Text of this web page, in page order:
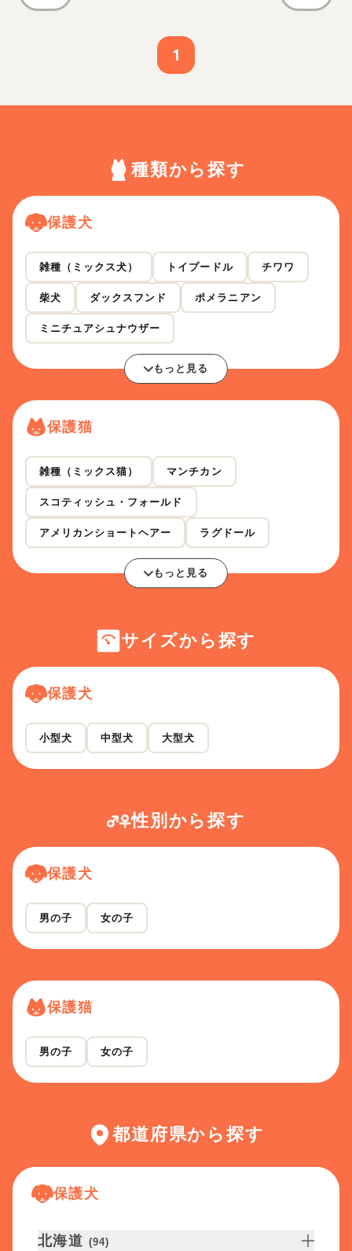
1
種類から探す
保護犬
雑種（ミックス犬） トイプードル チワワ
柴犬 ダックスフンド ポメラニアン
ミニチュアシュナウザー
もっと見る
保護猫
雑種（ミックス猫） マンチカン
スコティッシュ・フォールド
アメリカンショートヘアー ラグドール
もっと見る
サイズから探す
保護犬
小型犬 中型犬 大型犬
性別から探す
保護犬
男の子 女の子
保護猫
男の子 女の子
都道府県から探す
保護犬
北海道 (94)